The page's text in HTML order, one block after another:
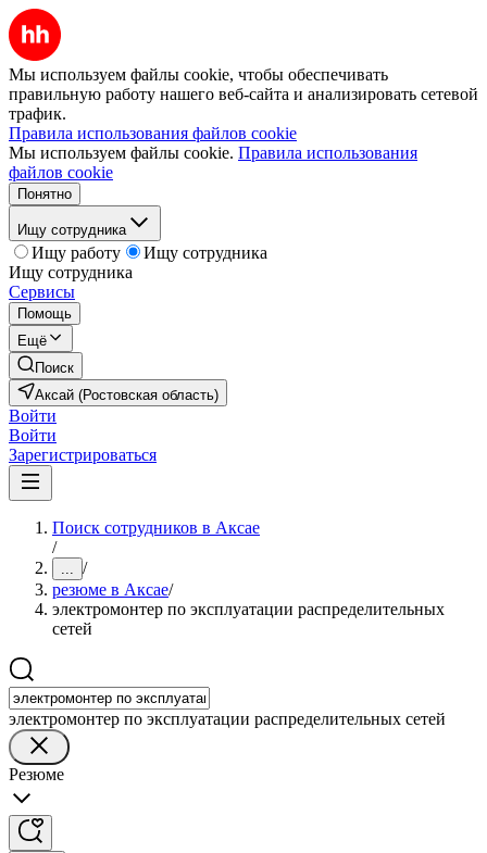
Мы используем файлы cookie, чтобы обеспечивать
правильную работу нашего веб-сайта и анализировать сетевой
трафик.
Правила использования файлов cookie
Мы используем файлы cookie. Правила использования
файлов cookie
Понятно
Ищу сотрудника
Ищу работу
Ищу сотрудника
Ищу сотрудника
Сервисы
Помощь
Ещё
Поиск
Аксай (Ростовская область)
Войти
Войти
Зарегистрироваться
Поиск сотрудников в Аксае
/
... /
резюме в Аксае/
электромонтер по эксплуатации распределительных
сетей
электромонтер по эксплуатации распределительных сетей
Резюме